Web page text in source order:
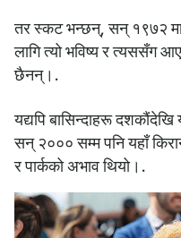
तर स्कट भन्छन्, सन् १९७२
लागि त्यो भविष्य र त्यससँग
छैनन्।.
यद्यपि बासिन्दाहरू
सन् २००० सम्म पनि यहाँ
र पार्कको अभाव थियो।.